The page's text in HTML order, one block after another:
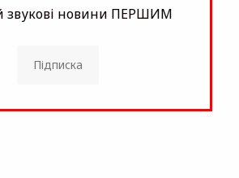
звукові новини ПЕРШИМ
Підписка